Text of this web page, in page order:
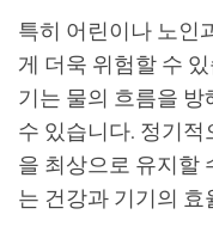
특히 어린이나 노인
게 더욱 위험할 수
기는 물의 흐름을
수 있습니다. 정기
을 최상으로 유지할
는 건강과 기기의